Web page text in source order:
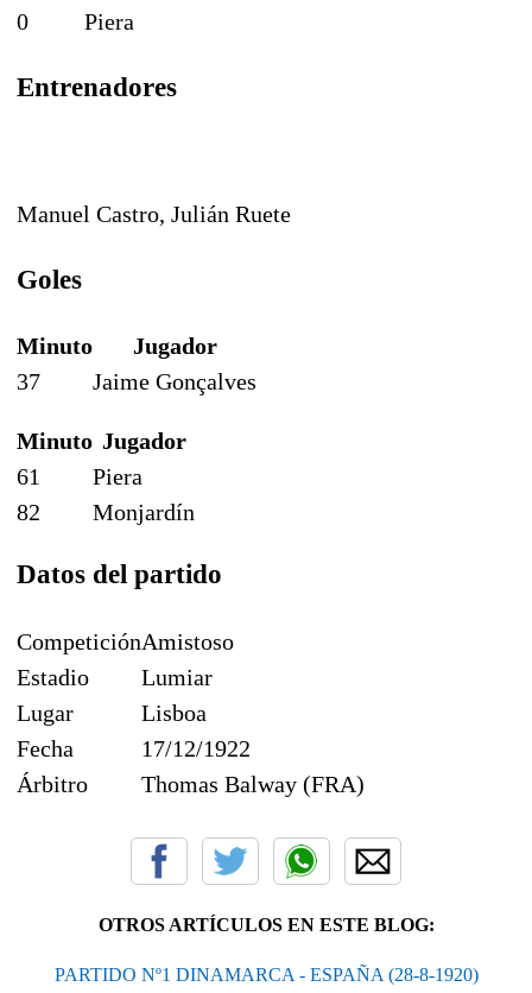
0
Piera
Entrenadores
Manuel Castro, Julián Ruete
Goles
Minuto
Jugador
37
Jaime Gonçalves
Minuto Jugador
61
Piera
82
Monjardín
Datos del partido
CompeticiónAmistoso
Estadio
Lumiar
Lugar
Lisboa
Fecha
17/12/1922
Árbitro
Thomas Balway (FRA)
OTROS ARTÍCULOS EN ESTE BLOG:
PARTIDO Nº1 DINAMARCA - ESPAÑA (28-8-1920)